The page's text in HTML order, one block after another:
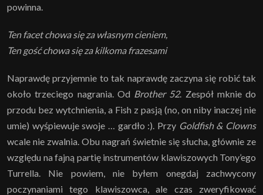
powinna.
Ten facet chowa się za własnym cieniem,
Ten gość chowa się za kilkoma frazesami
Naprawdę przyjemnie to tak naprawdę zaczyna się robić tak
około trzeciego nagrania. Od Brother 52. Zespół mknie do
przodu bez wytchnienia, a Fish z pasją (no, on niby inaczej nie
umie) wyśpiewuje swoje … gardło :). Przy Goldfish & Clowns
wcale nie zwalnia. Obu nagrań świetnie się słucha, głównie ze
względu na fajną partię instrumentów klawiszowych Tony’ego
Turrella. Nie powiem, nie byłem onegdaj zachwycony
poczynaniami tego klawiszowca, ale czas zweryfikować